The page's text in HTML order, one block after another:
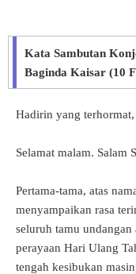
Kata Sambutan
Baginda Kaisar (10
Hadirin yang terhormat,
Selamat malam.
Pertama-tama, atas
menyampaikan rasa
seluruh tamu undangan
perayaan Hari Ulang
tengah kesibukan